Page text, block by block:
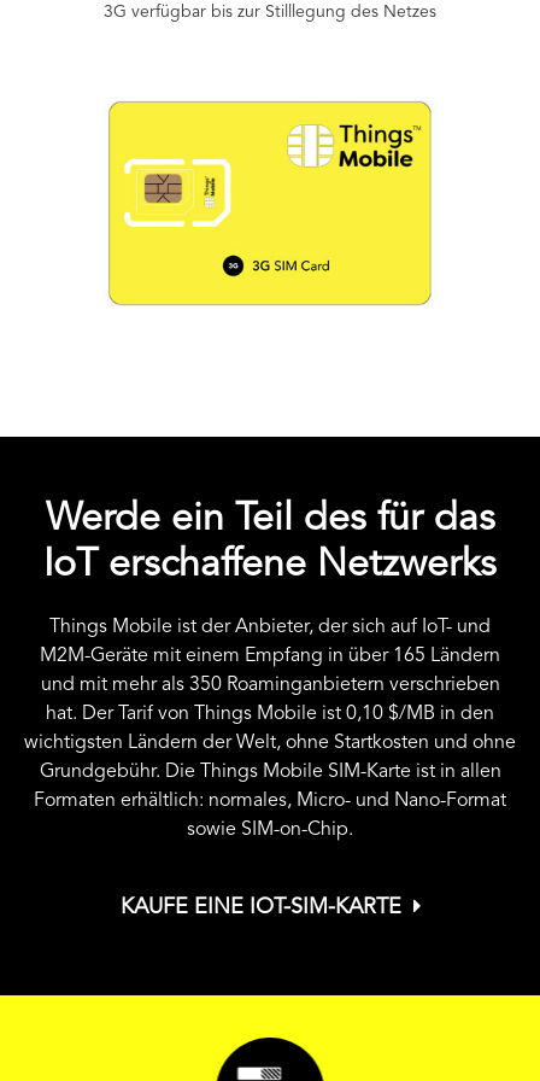
3G verfügbar bis zur Stilllegung des Netzes
Werde ein Teil des für das
IoT erschaffene Netzwerks
Things Mobile ist der Anbieter, der sich auf IoT- und
M2M-Geräte mit einem Empfang in über 165 Ländern
und mit mehr als 350 Roaminganbietern verschrieben
hat. Der Tarif von Things Mobile ist 0,10 $/MB in den
wichtigsten Ländern der Welt, ohne Startkosten und ohne
Grundgebühr. Die Things Mobile SIM-Karte ist in allen
Formaten erhältlich: normales, Micro- und Nano-Format
sowie SIM-on-Chip.
KAUFE EINE IOT-SIM-KARTE